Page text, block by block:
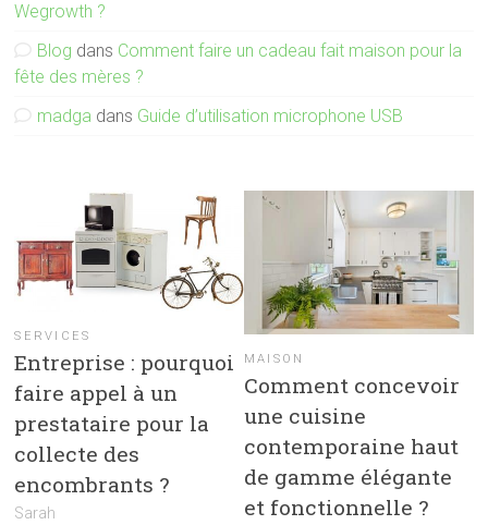
Wegrowth ?
Blog dans Comment faire un cadeau fait maison pour la
fête des mères ?
madga dans Guide d’utilisation microphone USB
SERVICES
Entreprise : pourquoi
faire appel à un
prestataire pour la
collecte des
encombrants ?
Sarah
MAISON
Comment concevoir
une cuisine
contemporaine haut
de gamme élégante
et fonctionnelle ?